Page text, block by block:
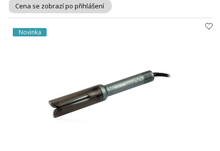
Cena se zobrazí po přihlášení
Novinka